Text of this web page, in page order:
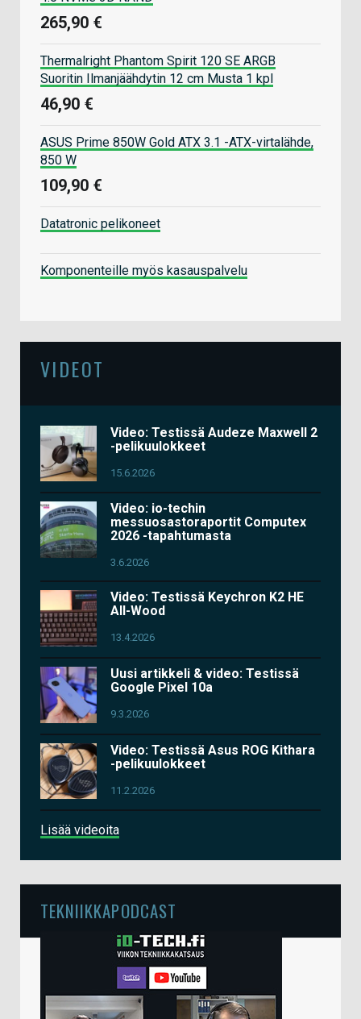
265,90 €
Thermalright Phantom Spirit 120 SE ARGB
Suoritin Ilmanjäähdytin 12 cm Musta 1 kpl
46,90 €
ASUS Prime 850W Gold ATX 3.1 -ATX-virtalähde,
850 W
109,90 €
Datatronic pelikoneet
Komponenteille myös kasauspalvelu
VIDEOT
Video: Testissä Audeze Maxwell 2
-pelikuulokkeet
15.6.2026
Video: io-techin
messuosastoraportit Computex
2026 -tapahtumasta
3.6.2026
Video: Testissä Keychron K2 HE
All-Wood
13.4.2026
Uusi artikkeli & video: Testissä
Google Pixel 10a
9.3.2026
Video: Testissä Asus ROG Kithara
-pelikuulokkeet
11.2.2026
Lisää videoita
TEKNIIKKAPODCAST